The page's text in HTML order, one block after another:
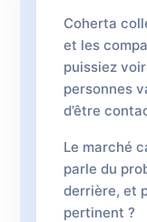
Coherta
et les
puissiez
personnes
d’être
Le marché
parle du
derrière, et
pertinent ?